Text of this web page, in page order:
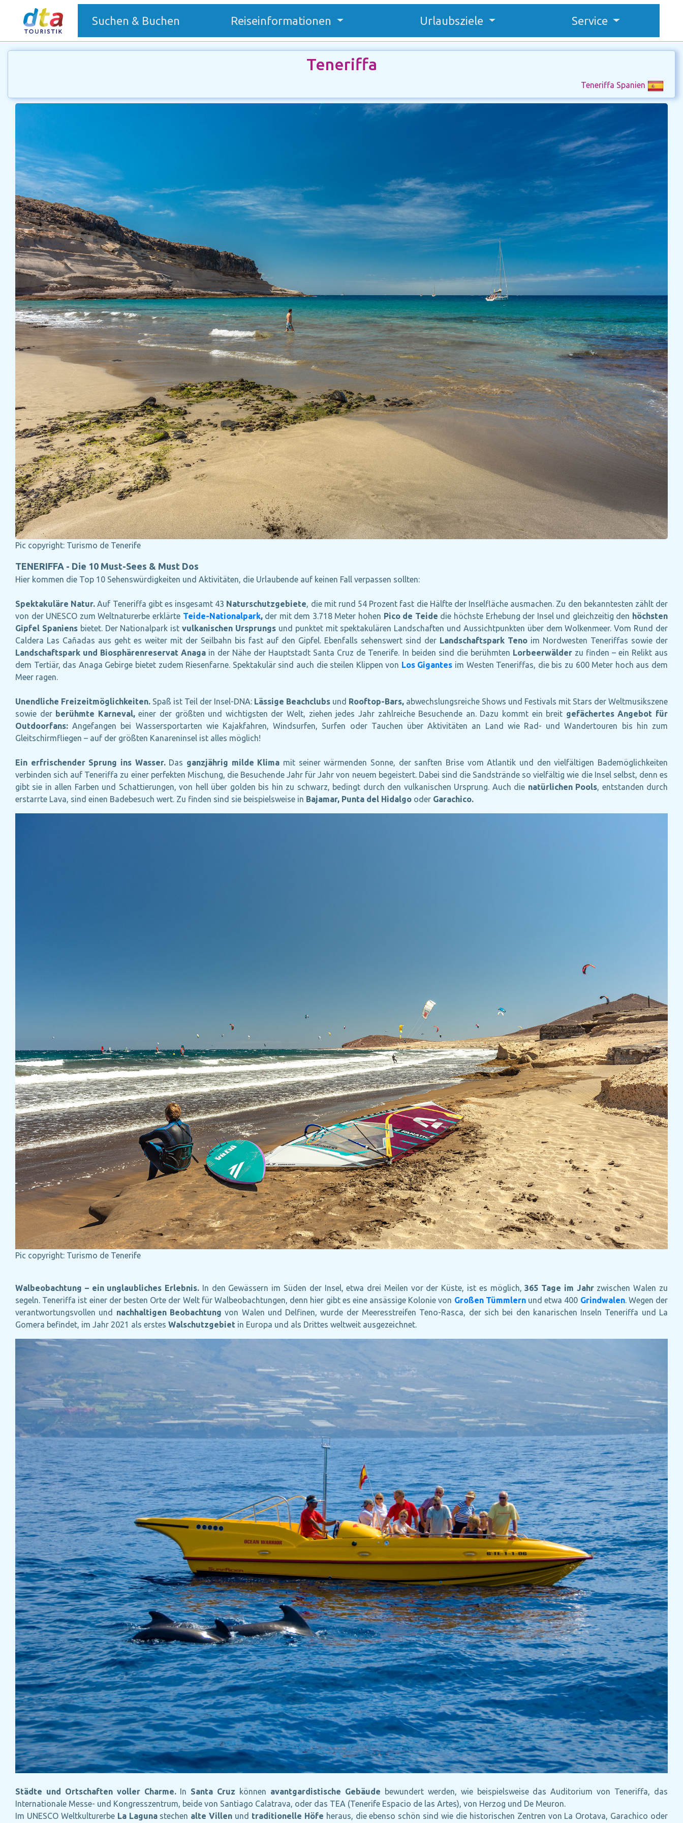
Suchen & Buchen Reiseinformationen Urlaubsziele Service
Teneriffa
Teneriffa Spanien
Pic copyright: Turismo de Tenerife
TENERIFFA - Die 10 Must-Sees & Must Dos
Hier kommen die Top 10 Sehenswürdigkeiten und Aktivitäten, die Urlaubende auf keinen Fall verpassen sollten:
Spektakuläre Natur.Auf Teneriffa gibt es insgesamt 43 Naturschutzgebiete, die mit rund 54 Prozent fast die Hälfte der Inselfläche ausmachen. Zu den bekanntesten zählt der
von der UNESCO zum Weltnaturerbe erklärte Teide-Nationalpark,der mit dem 3.718 Meter hohen Pico de Teide die höchste Erhebung der Insel und gleichzeitig den höchsten
Gipfel Spaniensbietet. Der Nationalpark istvulkanischen Ursprungsund punktet mit spektakulären Landschaften und Aussichtpunkten über dem Wolkenmeer. Vom Rund der
Caldera Las Cañadas aus geht es weiter mit der Seilbahn bis fast auf den Gipfel. Ebenfalls sehenswert sind der Landschaftspark Teno im Nordwesten Teneriffas sowie der
Landschaftspark und Biosphärenreservat Anaga in der Nähe der Hauptstadt Santa Cruz de Tenerife. In beiden sind die berühmten Lorbeerwälderzu finden – ein Relikt aus
dem Tertiär, das Anaga Gebirge bietet zudem Riesenfarne. Spektakulär sind auch die steilen Klippen von Los Gigantes im Westen Teneriffas, die bis zu 600 Meter hoch aus dem
Meer ragen.
Unendliche Freizeitmöglichkeiten. Spaß ist Teil der Insel-DNA: Lässige Beachclubs und Rooftop-Bars, abwechslungsreiche Shows und Festivals mit Stars der Weltmusikszene
sowie der berühmte Karneval,einer der größten und wichtigsten der Welt, ziehen jedes Jahr zahlreiche Besuchende an. Dazu kommt ein breit gefächertes Angebot für
Outdoorfans: Angefangen bei Wassersportarten wie Kajakfahren, Windsurfen, Surfen oder Tauchen über Aktivitäten an Land wie Rad- und Wandertouren bis hin zum
Gleitschirmfliegen – auf der größten Kanareninsel ist alles möglich!
Ein erfrischender Sprung ins Wasser. Das ganzjährig milde Klima mit seiner wärmenden Sonne, der sanften Brise vom Atlantik und den vielfältigen Bademöglichkeiten
verbinden sich auf Teneriffa zu einer perfekten Mischung, die Besuchende Jahr für Jahr von neuem begeistert. Dabei sind die Sandstrände so vielfältig wie die Insel selbst, denn es
gibt sie in allen Farben und Schattierungen, von hell über golden bis hin zu schwarz, bedingt durch den vulkanischen Ursprung. Auch die natürlichen Pools, entstanden durch
erstarrte Lava, sind einen Badebesuch wert. Zu finden sind sie beispielsweise in Bajamar, Punta del Hidalgo oder Garachico.
Pic copyright: Turismo de Tenerife
Walbeobachtung – ein unglaubliches Erlebnis. In den Gewässern im Süden der Insel, etwa drei Meilen vor der Küste, ist es möglich,365 Tage im Jahrzwischen Walen zu
segeln. Teneriffa ist einer der besten Orte der Welt für Walbeobachtungen, denn hier gibt es eine ansässige Kolonie von Großen Tümmlern und etwa 400 Grindwalen.Wegen der
verantwortungsvollen und nachhaltigen Beobachtungvon Walen und Delfinen, wurde der Meeresstreifen Teno-Rasca, der sich bei den kanarischen Inseln Teneriffa und La
Gomera befindet, im Jahr 2021 als erstes Walschutzgebiet in Europa und als Drittes weltweit ausgezeichnet.
Städte und Ortschaften voller Charme. In Santa Cruz können avantgardistische Gebäude bewundert werden, wie beispielsweise das Auditorium von Teneriffa, das
Internationale Messe- und Kongresszentrum, beide von Santiago Calatrava, oder das TEA (Tenerife Espacio de las Artes), von Herzog und De Meuron.
Im UNESCO Weltkulturerbe La Lagunastechen alte Villen und traditionelle Höfe heraus, die ebenso schön sind wie die historischen Zentren von La Orotava, Garachico oder